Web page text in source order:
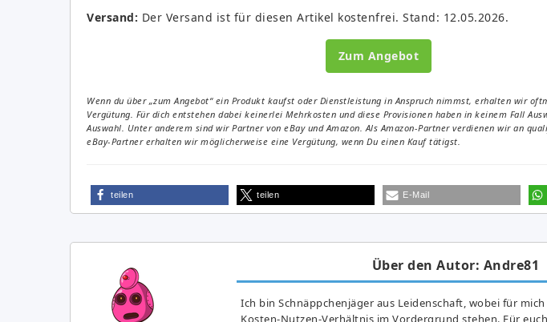
Versand: Der Versand ist für diesen Artikel kostenfrei. Stand: 12.05.2026.
Zum Angebot
Wenn du über „zum Angebot“ ein Produkt kaufst oder Dienstleistung in Anspruch nimmst, erhalten wir
Vergütung. Für dich entstehen dabei keinerlei Mehrkosten und diese Provisionen haben in keinem Fall
Auswahl. Unter anderem sind wir Partner von eBay und Amazon. Als Amazon-Partner verdienen wir an
eBay-Partner erhalten wir möglicherweise eine Vergütung, wenn Du einen Kauf tätigst.
teilen teilen E-Mail
Über den Autor: Andre81
Ich bin Schnäppchenjäger aus Leidenschaft, wobei für
Kosten-Nutzen-Verhältnis im Vordergrund stehen. Für